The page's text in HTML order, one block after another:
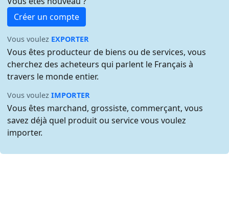
Créer un compte
Vous voulez EXPORTER
Vous êtes producteur de biens ou de services, vous
cherchez des acheteurs qui parlent le Français à
travers le monde entier.
Vous voulezIMPORTER
Vous êtes marchand, grossiste, commerçant, vous
savez déjà quel produit ou service vous voulez
importer.